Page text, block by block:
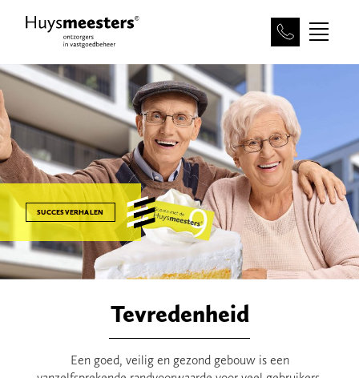
SUCCESVERHALEN
Tevredenheid
Een goed, veilig en gezond gebouw is een